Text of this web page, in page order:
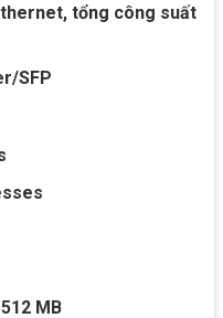
tổng công suất
SFP
512 MB